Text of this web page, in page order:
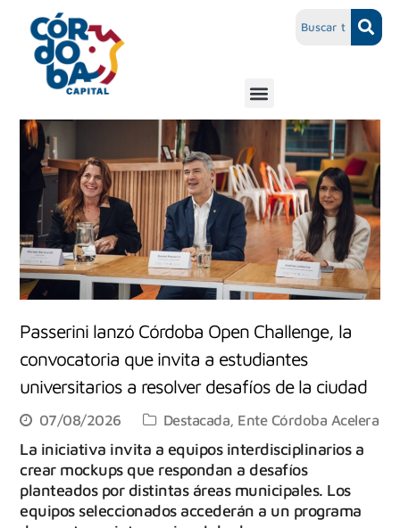
Passerini lanzó Córdoba Open Challenge, la
convocatoria que invita a estudiantes
universitarios a resolver desafíos de la ciudad
07/08/2026 Destacada Ente Córdoba Acelera
La iniciativa invita a equipos interdisciplinarios a
crear mockups que respondan a desafíos
planteados por distintas áreas municipales. Los
equipos seleccionados accederán a un programa